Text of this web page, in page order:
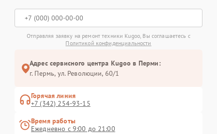
Отправляя заявку на ремонт техники Kugoo, Вы соглашаетесь с
Политикой конфиденциальности
Адрес сервисного центра Kugoo в Перми:
г. Пермь, ул. ​Революции, 60/1
Горячая линия
+7 (342) 254-93-15
Время работы
Ежедневно с 9:00 до 21:00